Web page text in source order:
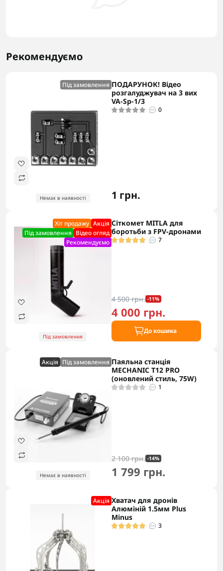
Рекомендуємо
Під замовлення
Немає в наявності
ПОДАРУНОК! Відео
розгалуджувач на 3 вих
VA-Sp-1/3
0
1 грн.
Хіт продажу Акцiя
Під замовлення Відео огляд
Рекомендуємо
Під замовлення
Сіткомет MITLA для
боротьби з FPV-дронами
7
4 500 грн. -11%
4 000 грн.
До кошика
Акцiя Під замовлення
Немає в наявності
Паяльна станція
MECHANIC T12 PRO
(оновлений стиль, 75W)
1
2 100 грн. -14%
1 799 грн.
Акцiя Хватач для дронів
Алюміній 1.5мм Plus
Minus
3